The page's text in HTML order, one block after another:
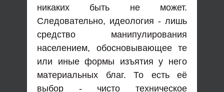
никаких быть не может.
Следовательно, идеология - лишь
средство манипулирования
населением, обосновывающее те
или иные формы изъятия у него
материальных благ. То есть её
выбор - чисто техническое